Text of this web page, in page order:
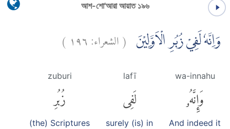
আশ-শো'আরা আয়াত ১৯৬
وَاِنَّهٗ لَفِيْ زُبُرِ الْاَوَّلِيْنَ (الشعراء:١٩٦ )
wa-innahu
وَإِنَّهُۥ
And indeed it
lafī
لَفِى
surely (is) in
zuburi
زُبُرِ
(the) Scriptures